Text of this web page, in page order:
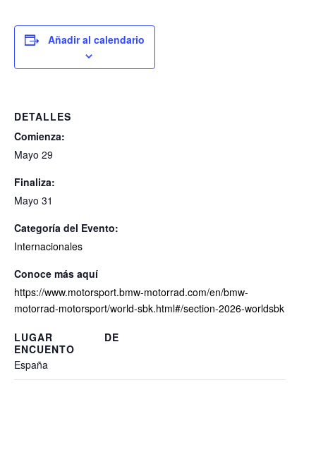
Añadir al calendario
DETALLES
Comienza:
Mayo 29
Finaliza:
Mayo 31
Categoría del Evento:
Internacionales
https://www.motorsport.bmw-motorrad.com/en/bmw-
motorrad-motorsport/world-sbk.html#/section-2026-worldsbk
España